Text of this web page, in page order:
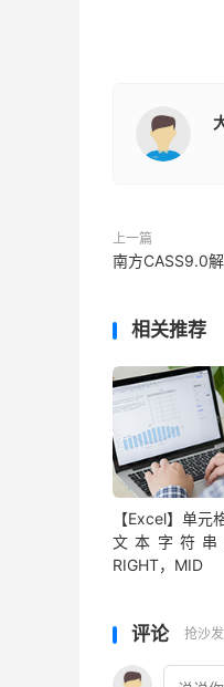
上一篇
南方CASS9.0
相关推荐
【Excel】单元
文本字符串
RIGHT，MID
评论 抢沙发